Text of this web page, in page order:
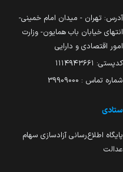
آدرس: تهران - میدان امام خمینی-
انتهای خیابان باب همایون- وزارت
امور اقتصادی و دارایی
کدپستی: ۱۱۱۴۹۴۳۶۶۱
شماره تماس : 39909000
ستادی
پایگاه اطلاع‌رسانی آزادسازی سهام
عدالت